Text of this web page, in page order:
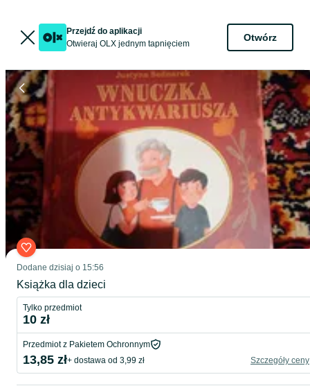
Przejdź do aplikacji
Otwieraj OLX jednym tapnięciem
Otwórz
Dodane dzisiaj o 15:56
Książka dla dzieci
Tylko przedmiot
10 zł
Przedmiot z Pakietem Ochronnym
13,85 zł+ dostawa od 3,99 zł Szczegóły ceny